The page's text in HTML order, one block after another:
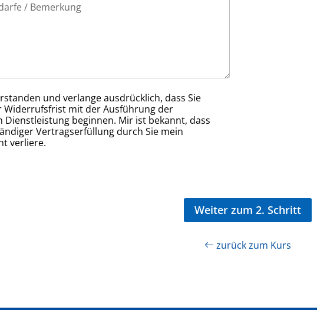
/ Bemerkung
und verlange ausdrücklich, dass Sie
Widerrufsfrist mit der Ausführung der
Dienstleistung beginnen. Mir ist bekannt, dass
Vertragserfüllung durch Sie mein
verliere.
Weiter zum 2. Schritt
zurück zum Kurs